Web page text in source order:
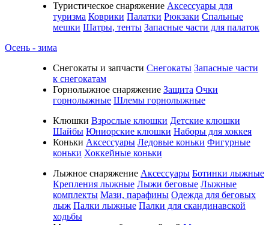
Туристическое снаряжение Аксессуары для
туризма Коврики Палатки Рюкзаки Спальные
мешки Шатры, тенты Запасные части для палаток
Осень - зима
Cнегокаты и запчасти Снегокаты Запасные части
к снегокатам
Горнолыжное снаряжение Защита Очки
горнолыжные Шлемы горнолыжные
Клюшки Взрослые клюшки Детские клюшки
Шайбы Юниорские клюшки Наборы для хоккея
Коньки Аксессуары Ледовые коньки Фигурные
коньки Хоккейные коньки
Лыжное снаряжение Аксессуары Ботинки лыжные
Крепления лыжные Лыжи беговые Лыжные
комплекты Мази, парафины Одежда для беговых
лыж Палки лыжные Палки для скандинавской
ходьбы